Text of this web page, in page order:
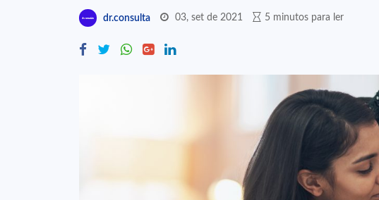
dr.consulta 03, set de 2021 5 minutos para ler